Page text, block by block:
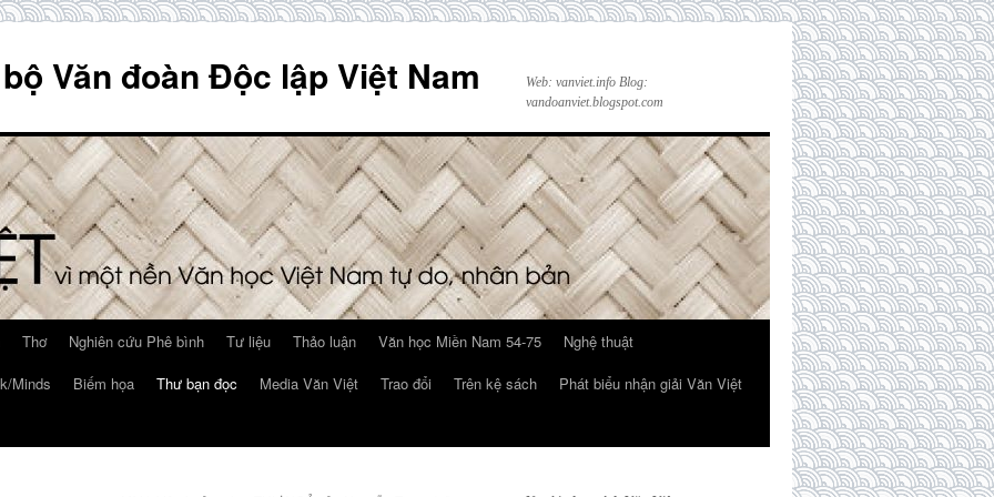
Văn đoàn Độc lập Việt Nam
Web: vanviet.info Blog:
vandoanviet.blogspot.com
Thơ Nghiên cứu Phê bình Tư liệu Thảo luận Văn học Miền Nam 54-75
Nghệ thuật
Minds Biếm họa Thư bạn đọc Media Văn Việt Trao đổi Trên kệ sách
Phát biểu nhận giải Văn Việt